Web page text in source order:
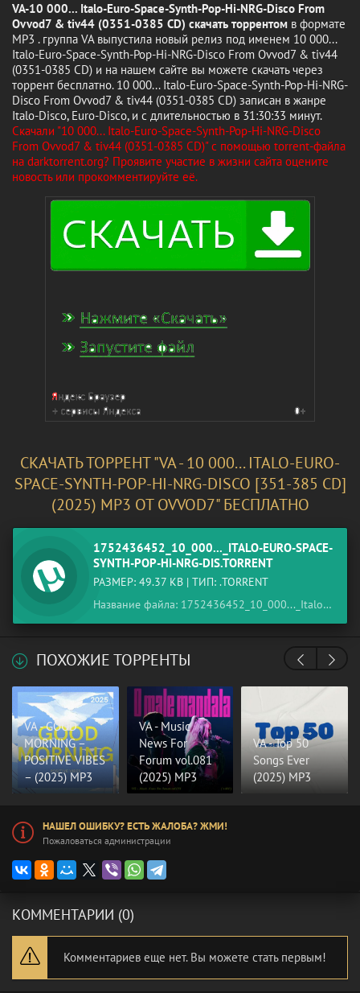
VA-10 000... Italo-Euro-Space-Synth-Pop-Hi-NRG-Disco From
Ovvod7 & tiv44 (0351-0385 CD) скачать торрентом в формате
MP3 . группа VA выпустила новый релиз под именем 10 000...
Italo-Euro-Space-Synth-Pop-Hi-NRG-Disco From Ovvod7 & tiv44
(0351-0385 CD) и на нашем сайте вы можете скачать через
торрент бесплатно. 10 000... Italo-Euro-Space-Synth-Pop-Hi-NRG-
Disco From Ovvod7 & tiv44 (0351-0385 CD) записан в жанре
Italo-Disco, Euro-Disco, и с длительностью в 31:30:33 минут.
Скачали "10 000... Italo-Euro-Space-Synth-Pop-Hi-NRG-Disco
From Ovvod7 & tiv44 (0351-0385 CD)" с помощью torrent-файла
на darktorrent.org? Проявите участие в жизни сайта оцените
новость или прокомментируйте её.
СКАЧАТЬ ТОРРЕНТ "VA - 10 000... ITALO-EURO-
SPACE-SYNTH-POP-HI-NRG-DISCO [351-385 CD]
(2025) MP3 ОТ OVVOD7" БЕСПЛАТНО
1752436452_10_000..._ITALO-EURO-SPACE-
SYNTH-POP-HI-NRG-DIS.TORRENT
РАЗМЕР: 49.37 KB | ТИП: .TORRENT
Название файла: 1752436452_10_000..._Italo-Euro-Space-Synth-Pop-Hi-NRG-Dis.torrent
ПОХОЖИЕ ТОРРЕНТЫ
VA - GOOD
MORNING –
POSITIVE VIBES
– (2025) MP3
VA - Music
News For
Forum vol.081
(2025) MP3
VA - Top 50
Songs Ever
(2025) MP3
НАШЕЛ ОШИБКУ? ЕСТЬ ЖАЛОБА? ЖМИ!
Пожаловаться администрации
КОММЕНТАРИИ (0)
Комментариев еще нет. Вы можете стать первым!